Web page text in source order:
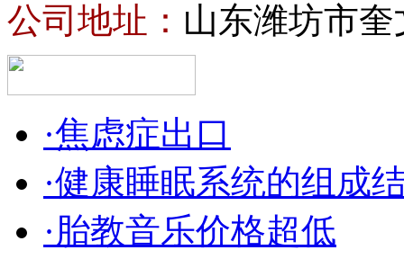
公司地址： 山东潍坊市
·焦虑症出口
·健康睡眠系统的组成
·胎教音乐价格超低